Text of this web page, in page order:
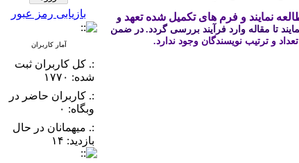
نمایند و فرم های تکمیل شده تعهد
تا مقاله وارد فرآیند بررسی گردد. در ضمن
و ترتیب نویسندگان وجود ندارد.
بازیابی رمز عبور
آمار کاربران
:. کل کاربران ثبت
شده: ۱۷۷۰
:. کاربران حاضر در
وبگاه: ۰
:. میهمانان در حال
بازدید: ۱۴